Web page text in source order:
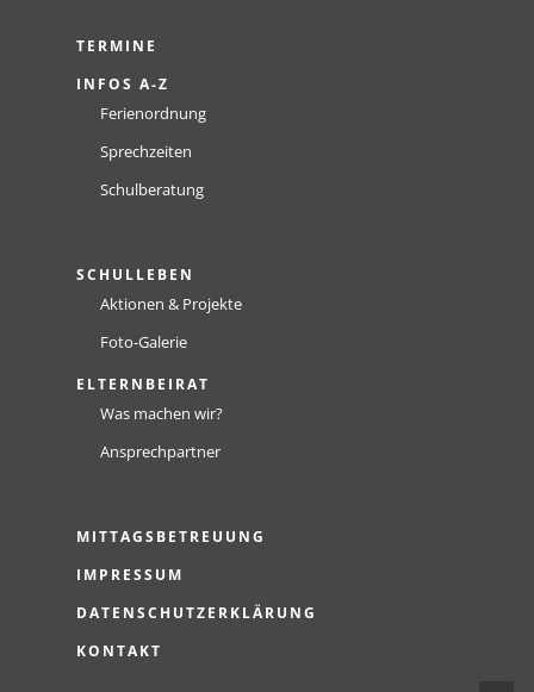
TERMINE
INFOS A-Z
Ferienordnung
Sprechzeiten
Schulberatung
SCHULLEBEN
Aktionen & Projekte
Foto-Galerie
ELTERNBEIRAT
Was machen wir?
Ansprechpartner
MITTAGSBETREUUNG
IMPRESSUM
DATENSCHUTZERKLÄRUNG
KONTAKT